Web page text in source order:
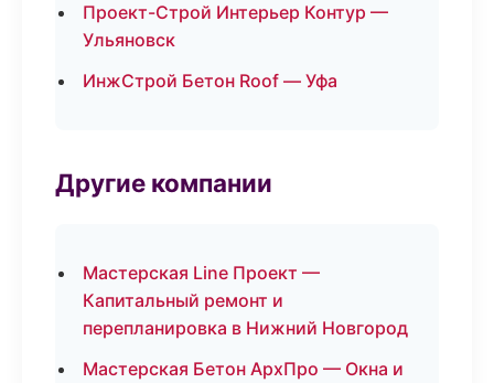
Проект-Строй Интерьер Контур —
Ульяновск
ИнжСтрой Бетон Roof — Уфа
Другие компании
Мастерская Line Проект —
Капитальный ремонт и
перепланировка в Нижний Новгород
Мастерская Бетон АрхПро — Окна и